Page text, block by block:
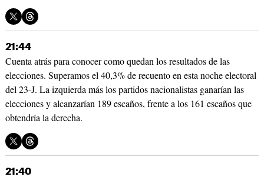
21:44
Cuenta atrás para conocer como quedan los resultados de las
elecciones. Superamos el 40,3% de recuento en esta noche electoral
del 23-J. La izquierda más los partidos nacionalistas ganarían las
elecciones y alcanzarían 189 escaños, frente a los 161 escaños que
obtendría la derecha.
21:40